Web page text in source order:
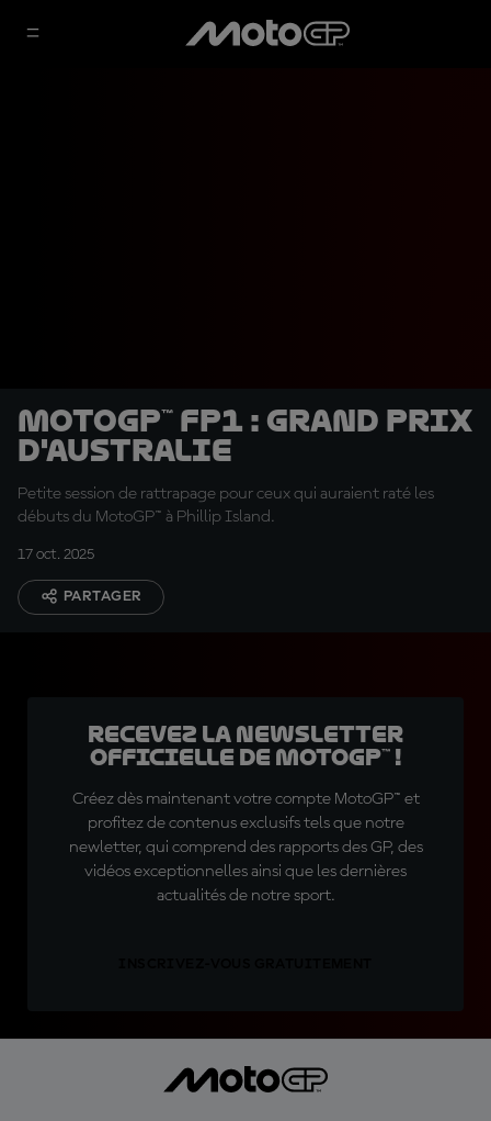
MotoGP™ FP1 : Grand Prix
d'Australie
Petite session de rattrapage pour ceux qui auraient raté les
débuts du MotoGP™ à Phillip Island.
17 oct. 2025
PARTAGER
Recevez la Newsletter
officielle de MotoGP™ !
Créez dès maintenant votre compte MotoGP™ et
profitez de contenus exclusifs tels que notre
newletter, qui comprend des rapports des GP, des
vidéos exceptionnelles ainsi que les dernières
actualités de notre sport.